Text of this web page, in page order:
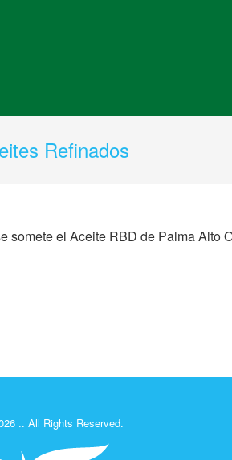
Refinados
somete el Aceite RBD de Palma Alto
.. All Rights Reserved.